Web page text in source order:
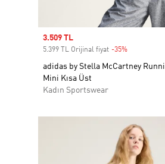
Sale price
3.509 TL
5.399 TL Orijinal fiyat -35%
adidas by Stella McCartney
Mini Kısa Üst
Kadın Sportswear